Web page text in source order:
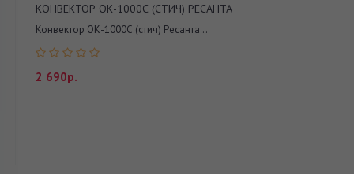
КОНВЕКТОР ОК-1000С (СТИЧ) РЕСАНТА
Конвектор ОК-1000С (стич) Ресанта ..
2 690р.